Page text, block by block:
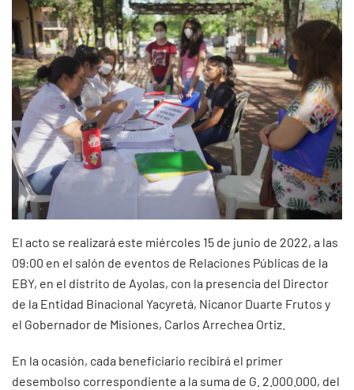
El acto se realizará este miércoles 15 de junio de 2022, a las
09:00 en el salón de eventos de Relaciones Públicas de la
EBY, en el distrito de Ayolas, con la presencia del Director
de la Entidad Binacional Yacyretá, Nicanor Duarte Frutos y
el Gobernador de Misiones, Carlos Arrechea Ortiz.
En la ocasión, cada beneficiario recibirá el primer
desembolso correspondiente a la suma de G. 2.000.000, del